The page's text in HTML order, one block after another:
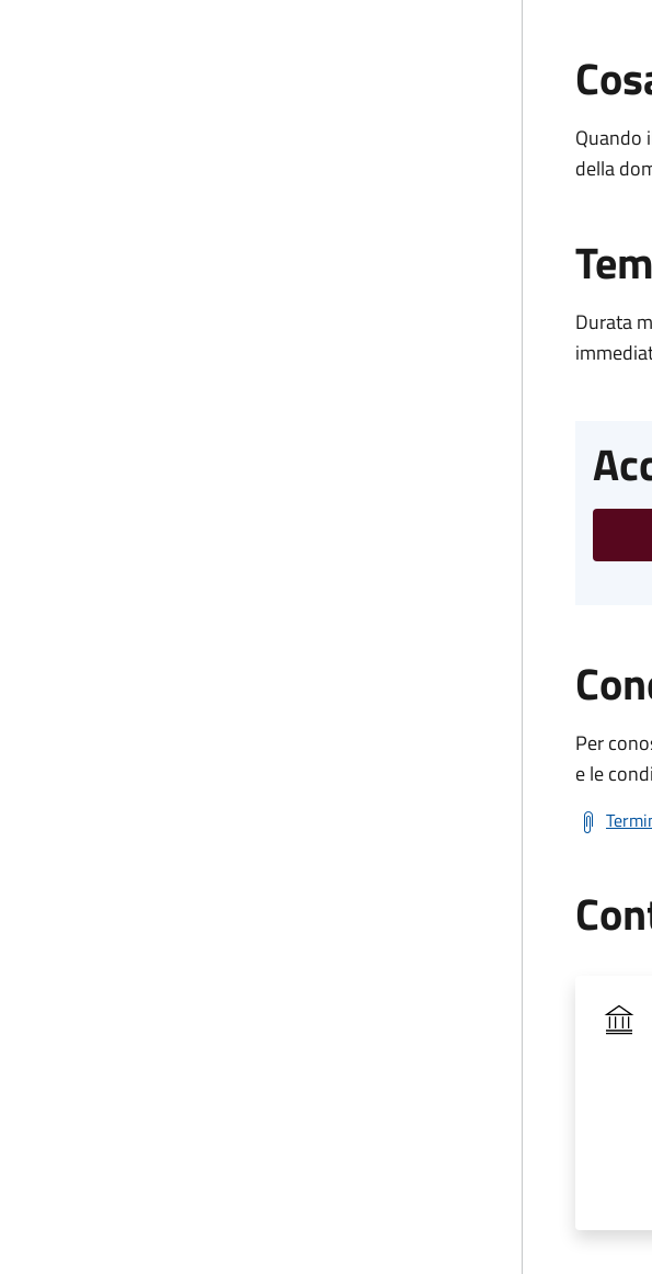
Quando
della
Durata
Per
e le